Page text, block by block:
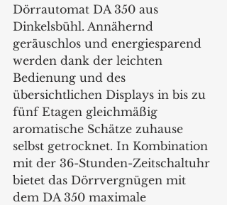
Dörrautomat DA 350 aus
Dinkelsbühl. Annähernd
geräuschlos und energiesparend
werden dank der leichten
Bedienung und des
übersichtlichen Displays in bis zu
fünf Etagen gleichmäßig
aromatische Schätze zuhause
selbst getrocknet. In Kombination
mit der 36-Stunden-Zeitschaltuhr
bietet das Dörrvergnügen mit
dem DA 350 maximale